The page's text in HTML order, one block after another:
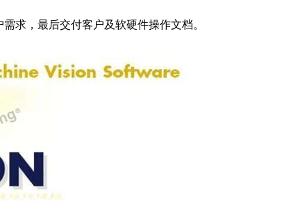
，最后交付客户及软硬件操作文档。